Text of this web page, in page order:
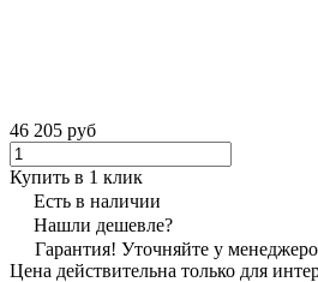
46 205 руб
Купить в 1 клик
Есть в наличии
Нашли дешевле?
Гарантия! Уточняйте у
Цена действительна только для